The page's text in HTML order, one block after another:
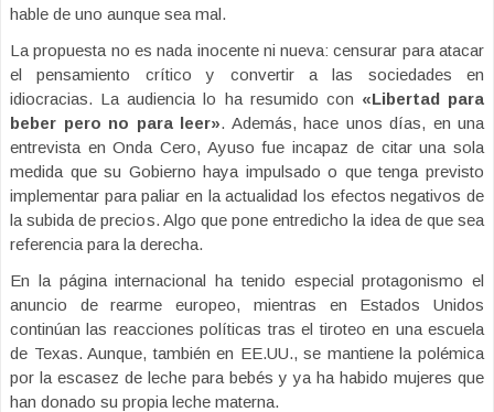
hable de uno aunque sea mal.
La propuesta no es nada inocente ni nueva: censurar para atacar
el pensamiento crítico y convertir a las sociedades en
idiocracias. La audiencia lo ha resumido con «Libertad para
beber pero no para leer». Además, hace unos días, en una
entrevista en Onda Cero, Ayuso fue incapaz de citar una sola
medida que su Gobierno haya impulsado o que tenga previsto
implementar para paliar en la actualidad los efectos negativos de
la subida de precios. Algo que pone entredicho la idea de que sea
referencia para la derecha.
En la página internacional ha tenido especial protagonismo el
anuncio de rearme europeo, mientras en Estados Unidos
continúan las reacciones políticas tras el tiroteo en una escuela
de Texas. Aunque, también en EE.UU., se mantiene la polémica
por la escasez de leche para bebés y ya ha habido mujeres que
han donado su propia leche materna.